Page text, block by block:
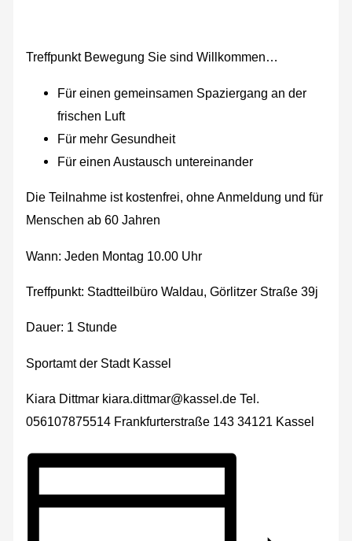
Treffpunkt Bewegung Sie sind Willkommen…
Für einen gemeinsamen Spaziergang an der
frischen Luft
Für mehr Gesundheit
Für einen Austausch untereinander
Die Teilnahme ist kostenfrei, ohne Anmeldung und für
Menschen ab 60 Jahren
Wann: Jeden Montag 10.00 Uhr
Treffpunkt: Stadtteilbüro Waldau, Görlitzer Straße 39j
Dauer: 1 Stunde
Sportamt der Stadt Kassel
Kiara Dittmar kiara.dittmar@kassel.de Tel.
056107875514 Frankfurterstraße 143 34121 Kassel